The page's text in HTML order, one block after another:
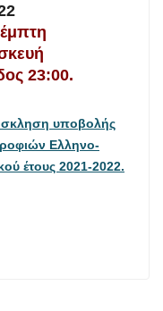
23:00.
υποβολής
Ελληνο-
έτους 2021-2022.